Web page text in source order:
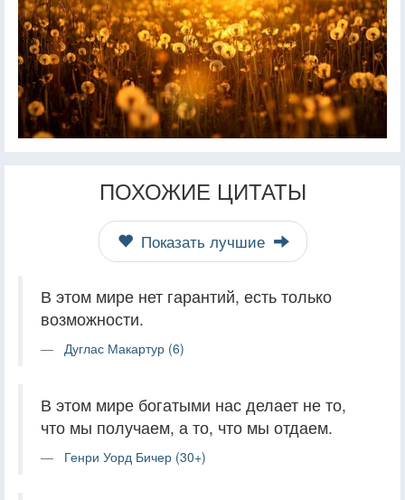
ПОХОЖИЕ ЦИТАТЫ
Показать лучшие
В этом мире нет гарантий, есть только
возможности.
Дуглас Макартур (6)
В этом мире богатыми нас делает не то,
что мы получаем, а то, что мы отдаем.
Генри Уорд Бичер (30+)